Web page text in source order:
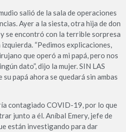
salió de la sala de operaciones
Ayer a la siesta, otra hija de don
se encontró con la terrible sorpresa
“Pedimos explicaciones,
que operó a mi papá, pero nos
dato”, dijo la mujer. SIN LAS
papá ahora se quedará sin ambas
contagiado COVID-19, por lo que
junto a él. Aníbal Emery, jefe de
están investigando para dar